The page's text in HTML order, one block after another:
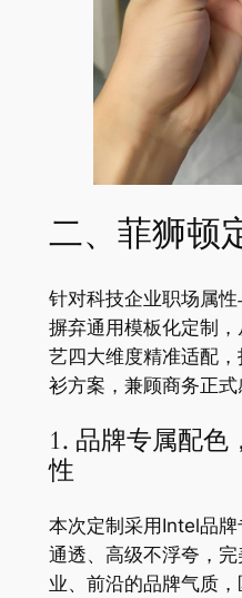
二、菲狮顿
针对科技企业职场属
摒弃通用模板化定制
艺四大维度精准适配
衫方案，兼顾商务正式
1. 品牌专属配色
性
本次定制采用Intel品
通透、高级不浮夸，
业、前沿的品牌气质